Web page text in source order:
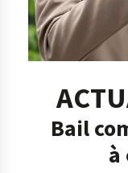
Bail
à